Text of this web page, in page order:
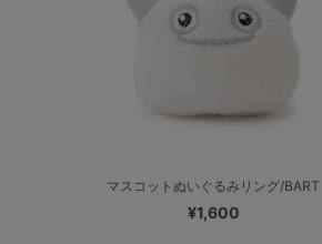
マスコットぬいぐるみリング/BART
¥1,600